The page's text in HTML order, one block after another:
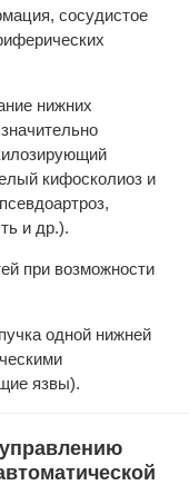
сосудистое
нижних
кифосколиоз и
и др.).
при возможности
одной нижней
язвы).